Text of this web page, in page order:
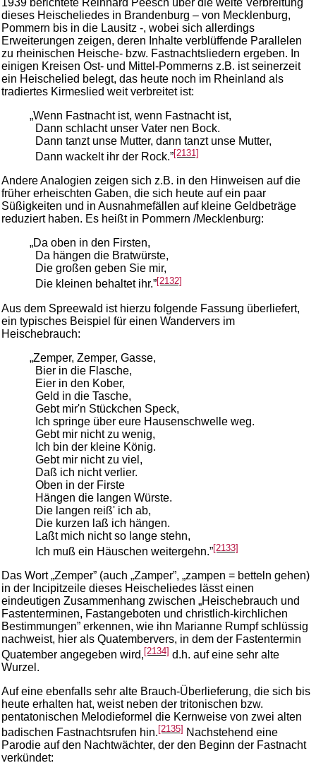
dieses Heischeliedes in Brandenburg – von Mecklenburg,
Pommern bis in die Lausitz -, wobei sich allerdings
Erweiterungen zeigen, deren Inhalte verblüffende Parallelen
zu rheinischen Heische- bzw. Fastnachtsliedern ergeben. In
einigen Kreisen Ost- und Mittel-Pommerns z.B. ist seinerzeit
ein Heischelied belegt, das heute noch im Rheinland als
tradiertes Kirmeslied weit verbreitet ist:
„Wenn Fastnacht ist, wenn Fastnacht ist,
Dann schlacht unser Vater nen Bock.
Dann tanzt unse Mutter, dann tanzt unse Mutter,
Dann wackelt ihr der Rock.”[2131]
Andere Analogien zeigen sich z.B. in den Hinweisen auf die
früher erheischten Gaben, die sich heute auf ein paar
Süßigkeiten und in Ausnahmefällen auf kleine Geldbeträge
reduziert haben. Es heißt in Pommern /Mecklenburg:
„Da oben in den Firsten,
Da hängen die Bratwürste,
Die großen geben Sie mir,
Die kleinen behaltet ihr.”[2132]
Aus dem Spreewald ist hierzu folgende Fassung überliefert,
ein typisches Beispiel für einen Wandervers im
Heischebrauch:
„Zemper, Zemper, Gasse,
Bier in die Flasche,
Eier in den Kober,
Geld in die Tasche,
Gebt mir'n Stückchen Speck,
Ich springe über eure Hausenschwelle weg.
Gebt mir nicht zu wenig,
Ich bin der kleine König.
Gebt mir nicht zu viel,
Daß ich nicht verlier.
Oben in der Firste
Hängen die langen Würste.
Die langen reiß' ich ab,
Die kurzen laß ich hängen.
Laßt mich nicht so lange stehn,
Ich muß ein Häuschen weitergehn.”[2133]
Das Wort „Zemper” (auch „Zamper”, „zampen = betteln gehen)
in der Incipitzeile dieses Heischeliedes lässt einen
eindeutigen Zusammenhang zwischen „Heischebrauch und
Fastenterminen, Fastangeboten und christlich-kirchlichen
Bestimmungen” erkennen, wie ihn Marianne Rumpf schlüssig
nachweist, hier als Quatembervers, in dem der Fastentermin
Quatember angegeben wird, [2134] d.h. auf eine sehr alte
Wurzel.
Auf eine ebenfalls sehr alte Brauch-Überlieferung, die sich bis
heute erhalten hat, weist neben der tritonischen bzw.
pentatonischen Melodieformel die Kernweise von zwei alten
badischen Fastnachtsrufen hin. [2135] Nachstehend eine
Parodie auf den Nachtwächter, der den Beginn der Fastnacht
verkündet: